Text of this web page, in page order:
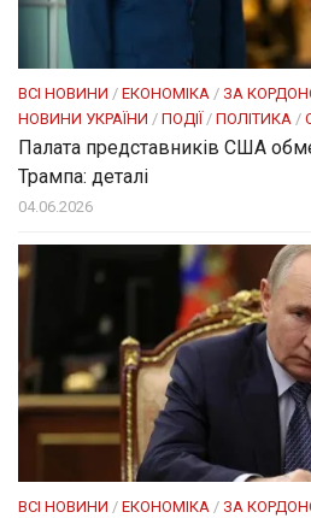
ВСІ НОВИНИ / ЕКОНОМІКА / ЗА
НОВИНИ УКРАЇНИ / ПОДІЇ / ПОЛІТИКА /
Палата представників США
Трампа: деталі
04.06.2026
ВСІ НОВИНИ / ЕКОНОМІКА / ЗА